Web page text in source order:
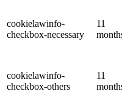
cookielawinfo-
checkbox-necessary
11
cookielawinfo-
checkbox-others
11